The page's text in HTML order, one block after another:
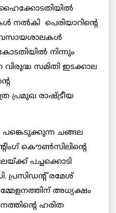
ഹൈക്കോടതിയില്‍
നല്‍കി പെരിയാറിന്റെ
നിന്നും
സമിതി ഇടക്കാല
പ്രമുഖ രാഷ്ട്രീയ
പങ്കെടുക്കുന്ന ചങ്ങല
കൌണ്‍സിലിന്റെ
പച്ചക്കൊടി
പ്രസിഡന്റ് രമേശ്‌
അധ്യക്ഷം
ഹരിത